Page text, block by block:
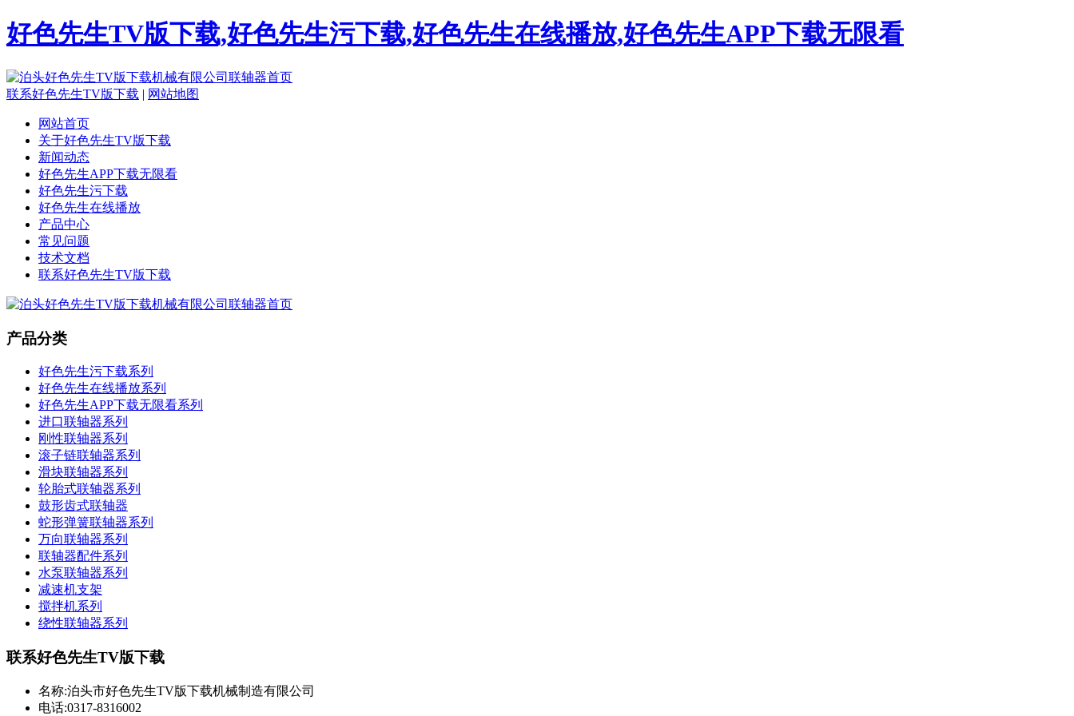
好色先生TV版下载,好色先生污下载,好色先生在线播放,好色先生APP下载无限看
联系好色先生TV版下载 | 网站地图
网站首页
关于好色先生TV版下载
新闻动态
好色先生APP下载无限看
好色先生污下载
好色先生在线播放
产品中心
常见问题
技术文档
联系好色先生TV版下载
产品分类
好色先生污下载系列
好色先生在线播放系列
好色先生APP下载无限看系列
进口联轴器系列
刚性联轴器系列
滚子链联轴器系列
滑块联轴器系列
轮胎式联轴器系列
鼓形齿式联轴器
蛇形弹簧联轴器系列
万向联轴器系列
联轴器配件系列
水泵联轴器系列
减速机支架
搅拌机系列
绕性联轴器系列
联系好色先生TV版下载
名称:泊头市好色先生TV版下载机械制造有限公司
电话:0317-8316002